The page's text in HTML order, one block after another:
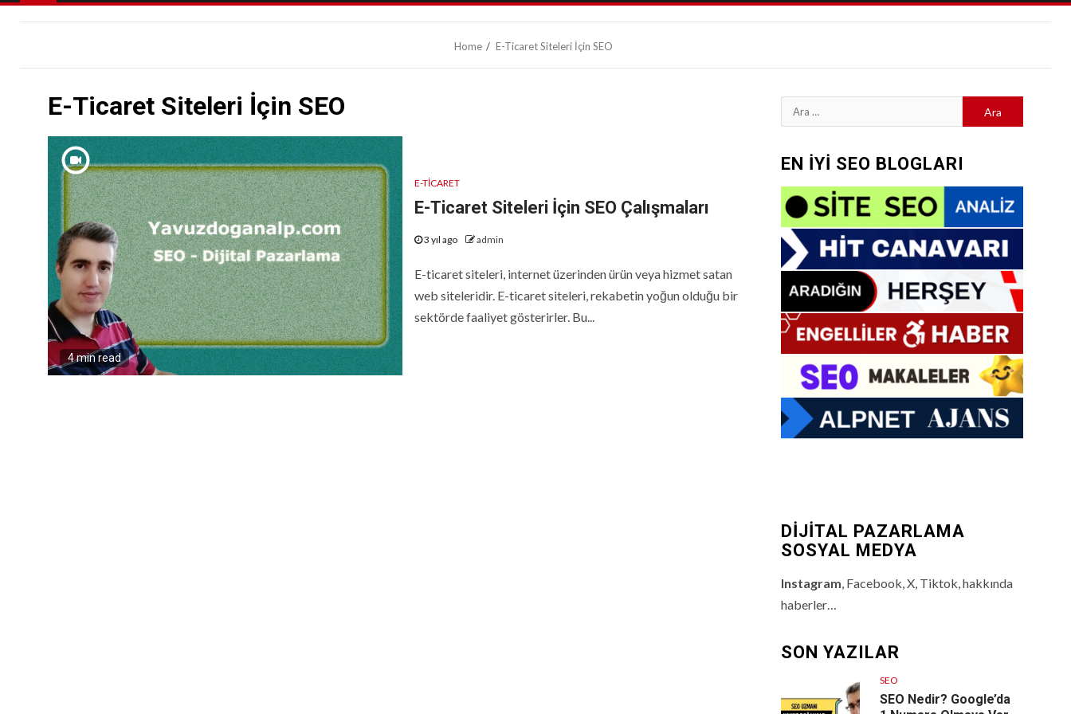
Home E-Ticaret Siteleri İçin SEO
E-Ticaret Siteleri İçin SEO
4 min read
E-TICARET
E-Ticaret Siteleri İçin SEO Çalışmaları
3 yıl ago admin
E-ticaret siteleri, internet üzerinden ürün veya hizmet satan
web siteleridir. E-ticaret siteleri, rekabetin yoğun olduğu bir
sektörde faaliyet gösterirler. Bu...
Arama:
EN İYİ SEO BLOGLARI
DİJİTAL PAZARLAMA
SOSYAL MEDYA
Instagram , Facebook, X, Tiktok, hakkında
haberler…
SON YAZILAR
SEO
SEO Nedir? Google’da